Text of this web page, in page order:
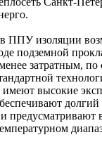
ППУ изоляции
подземной
затратным,
высокие
предусматривают